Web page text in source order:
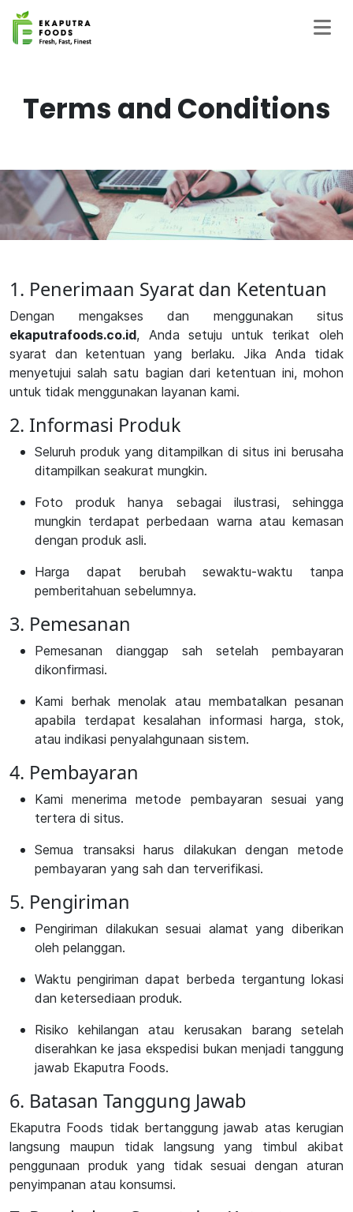
Terms and Conditions
1. Penerimaan Syarat dan Ketentuan
Dengan mengakses dan menggunakan situs
ekaputrafoods.co.id, Anda setuju untuk terikat oleh
syarat dan ketentuan yang berlaku. Jika Anda tidak
menyetujui salah satu bagian dari ketentuan ini, mohon
untuk tidak menggunakan layanan kami.
2. Informasi Produk
Seluruh produk yang ditampilkan di situs ini berusaha
ditampilkan seakurat mungkin.
Foto produk hanya sebagai ilustrasi, sehingga
mungkin terdapat perbedaan warna atau kemasan
dengan produk asli.
Harga dapat berubah sewaktu-waktu tanpa
pemberitahuan sebelumnya.
3. Pemesanan
Pemesanan dianggap sah setelah pembayaran
dikonfirmasi.
Kami berhak menolak atau membatalkan pesanan
apabila terdapat kesalahan informasi harga, stok,
atau indikasi penyalahgunaan sistem.
4. Pembayaran
Kami menerima metode pembayaran sesuai yang
tertera di situs.
Semua transaksi harus dilakukan dengan metode
pembayaran yang sah dan terverifikasi.
5. Pengiriman
Pengiriman dilakukan sesuai alamat yang diberikan
oleh pelanggan.
Waktu pengiriman dapat berbeda tergantung lokasi
dan ketersediaan produk.
Risiko kehilangan atau kerusakan barang setelah
diserahkan ke jasa ekspedisi bukan menjadi tanggung
jawab Ekaputra Foods.
6. Batasan Tanggung Jawab
Ekaputra Foods tidak bertanggung jawab atas kerugian
langsung maupun tidak langsung yang timbul akibat
penggunaan produk yang tidak sesuai dengan aturan
penyimpanan atau konsumsi.